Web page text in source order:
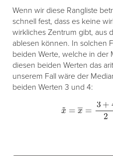
Wenn wir diese Rangliste
schnell fest, dass es keine
wirkliches Zentrum gibt, aus
ablesen können. In solchen
beiden Werte, welche in der
diesen beiden Werten das
unserem Fall wäre der
beiden Werten 3 und 4:
―= 3